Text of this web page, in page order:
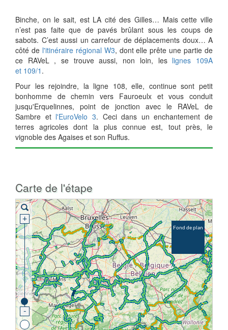
Binche, on le sait, est LA cité des Gilles… Mais cette ville
n’est pas faite que de pavés brûlant sous les coups de
sabots. C’est aussi un carrefour de déplacements doux… A
côté de l'itinéraire régional W3, dont elle prête une partie de
ce RAVeL , se trouve aussi, non loin, les lignes 109A
et 109/1 .
Pour les rejoindre, la ligne 108, elle, continue sont petit
bonhomme de chemin vers Fauroeulx etvous conduit
jusqu'Erquelinnes, point de jonction avec le RAVeL de
Sambre et l'EuroVelo 3. Cecidans un enchantement de
terres agricoles dont la plus connue est, tout près, le
vignoble des Agaises et son Ruffus.
Carte de l'étape